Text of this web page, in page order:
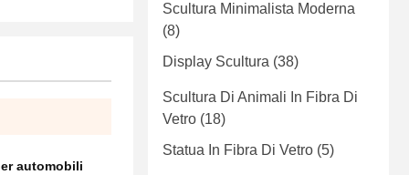
automobili
Scultura Minimalista Moderna
(8)
Display Scultura (38)
Scultura Di Animali In Fibra Di
Vetro (18)
Statua In Fibra Di Vetro (5)